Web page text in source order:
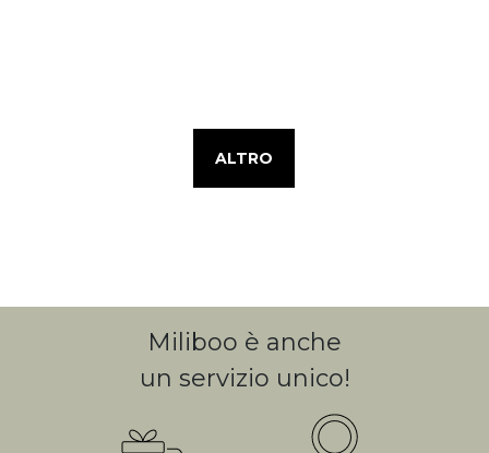
ALTRO
Miliboo è anche
un servizio unico!